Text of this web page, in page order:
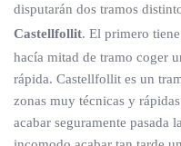
disputarán dos tramos
Castellfollit. El primero
hacía mitad de tramo coger
rápida. Castellfollit es un
zonas muy técnicas y
acabar seguramente pasada